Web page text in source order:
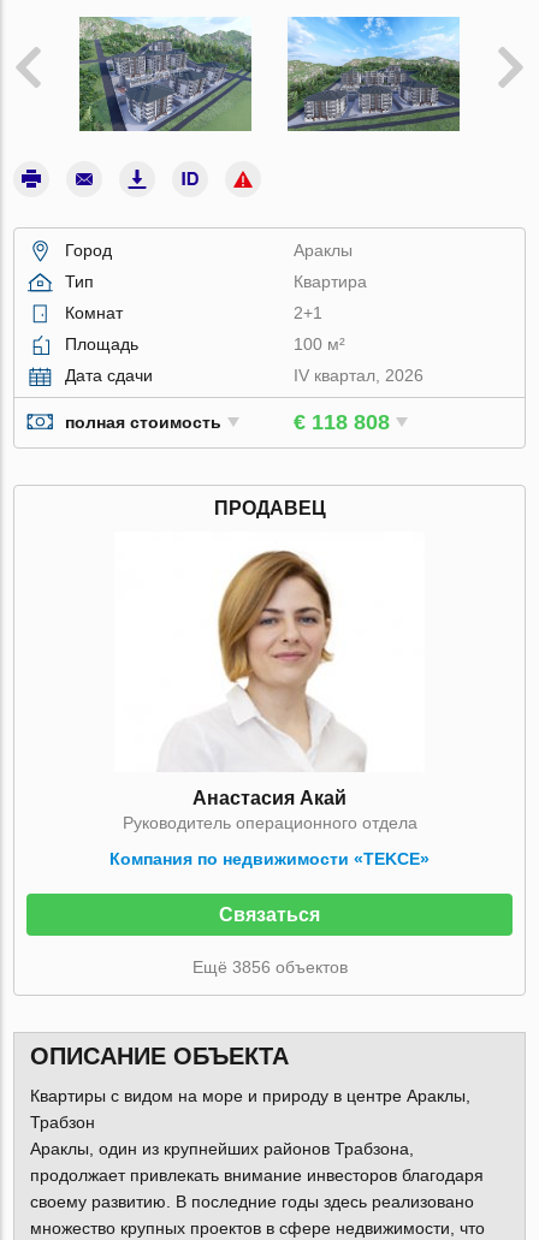
Город
Араклы
Тип
Квартира
Комнат
2+1
Площадь
100 м²
Дата сдачи
IV квартал, 2026
полная стоимость € 118 808
ПРОДАВЕЦ
Анастасия Акай
Руководитель операционного отдела
Компания по недвижимости «TEKCE»
Связаться
Ещё 3856 объектов
ОПИСАНИЕ ОБЪЕКТА
Квартиры с видом на море и природу в центре Араклы,
Трабзон
Араклы, один из крупнейших районов Трабзона,
продолжает привлекать внимание инвесторов благодаря
своему развитию. В последние годы здесь реализовано
множество крупных проектов в сфере недвижимости, что